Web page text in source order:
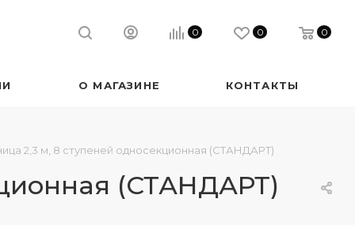
0 0 0
О МАГАЗИНЕ КОНТАКТЫ
2,3 м, 8 ступеней односекционная (СТАНДАРТ)
(СТАНДАРТ)